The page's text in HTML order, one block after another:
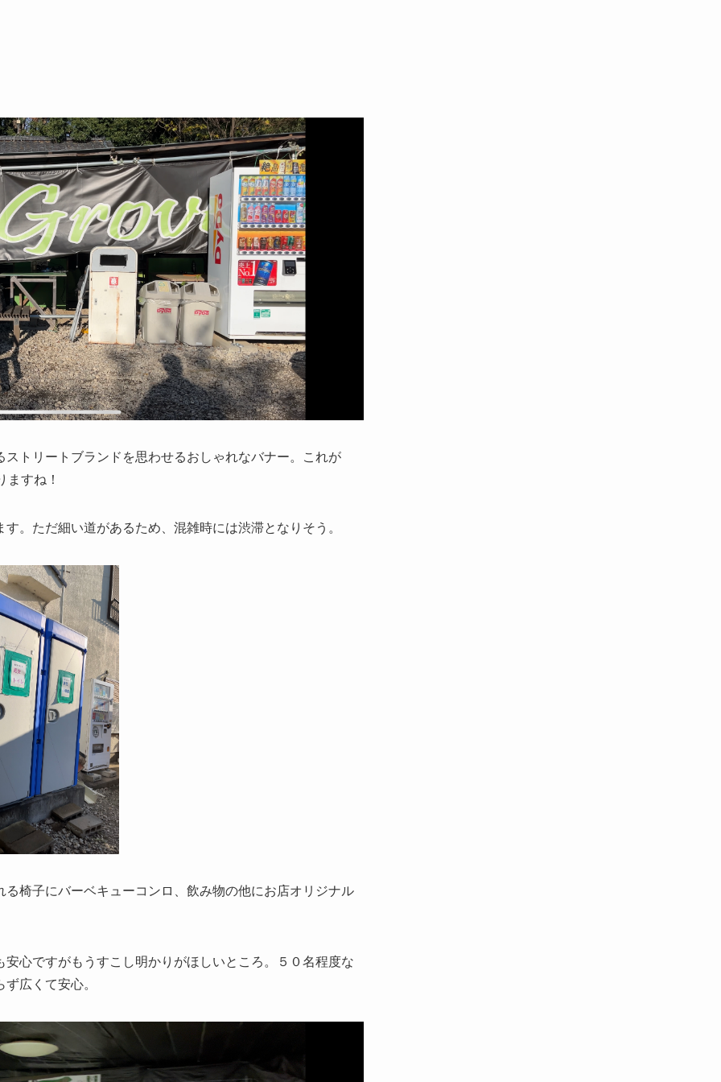
トリートブランドを思わせるおしゃれなバナー。これが
ますね！
。ただ細い道があるため、混雑時には渋滞となりそう。
椅子にバーベキューコンロ、飲み物の他にお店オリジナル
心ですがもうすこし明かりがほしいところ。５０名程度な
広くて安心。